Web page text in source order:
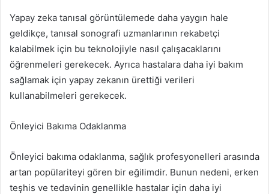
Yapay zeka tanısal görüntülemede daha yaygın hale
geldikçe, tanısal sonografi uzmanlarının rekabetçi
kalabilmek için bu teknolojiyle nasıl çalışacaklarını
öğrenmeleri gerekecek. Ayrıca hastalara daha iyi bakım
sağlamak için yapay zekanın ürettiği verileri
kullanabilmeleri gerekecek.
Önleyici Bakıma Odaklanma
Önleyici bakıma odaklanma, sağlık profesyonelleri arasında
artan popülariteyi gören bir eğilimdir. Bunun nedeni, erken
teşhis ve tedavinin genellikle hastalar için daha iyi